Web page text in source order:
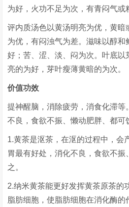
为好，火功不足为次，有青闷气或
评内质汤色以黄汤明亮为优，黄暗
为优，有闷浊气为差。滋味以醇和
好；苦、涩、淡、闷为次。叶底以
亮的为好，芽叶瘦薄黄暗的为次。
价值功效
提神醒脑，消除疲劳，消食化滞等
不良，食欲不振、懒动肥胖、都可
1.黄茶是沤茶，在沤的过程中，会
胃最有好处，消化不良，食欲不
之。
2.纳米黄茶能更好发挥黄茶原茶的
脂肪细胞，使脂肪细胞在消化酶